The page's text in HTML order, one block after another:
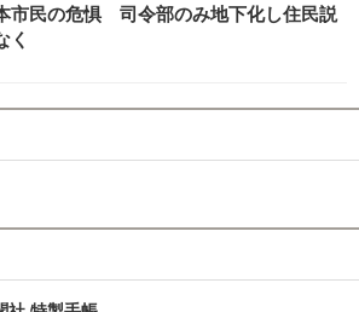
市民の危惧 司令部のみ地下化し住民説
く